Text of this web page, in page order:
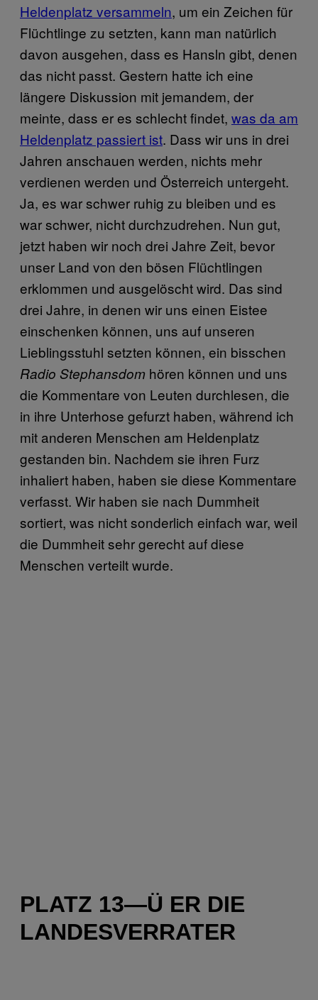
Heldenplatz versammeln, um ein Zeichen für
Flüchtlinge zu setzten, kann man natürlich
davon ausgehen, dass es Hansln gibt, denen
das nicht passt. Gestern hatte ich eine
längere Diskussion mit jemandem, der
meinte, dass er es schlecht findet, was da am
Heldenplatz passiert ist. Dass wir uns in drei
Jahren anschauen werden, nichts mehr
verdienen werden und Österreich untergeht.
Ja, es war schwer ruhig zu bleiben und es
war schwer, nicht durchzudrehen. Nun gut,
jetzt haben wir noch drei Jahre Zeit, bevor
unser Land von den bösen Flüchtlingen
erklommen und ausgelöscht wird. Das sind
drei Jahre, in denen wir uns einen Eistee
einschenken können, uns auf unseren
Lieblingsstuhl setzten können, ein bisschen
Radio Stephansdom hören können und uns
die Kommentare von Leuten durchlesen, die
in ihre Unterhose gefurzt haben, während ich
mit anderen Menschen am Heldenplatz
gestanden bin. Nachdem sie ihren Furz
inhaliert haben, haben sie diese Kommentare
verfasst. Wir haben sie nach Dummheit
sortiert, was nicht sonderlich einfach war, weil
die Dummheit sehr gerecht auf diese
Menschen verteilt wurde.
PLATZ 13—Ü ER DIE
LANDESVERRATER